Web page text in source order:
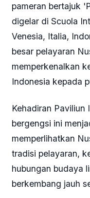
pameran bertajuk
digelar di Scuola
Venesia, Italia,
besar pelayaran
memperkenalkan
Indonesia kepada
Kehadiran Paviliun
bergengsi ini
memperlihatkan
tradisi pelayaran,
hubungan budaya
berkembang jauh